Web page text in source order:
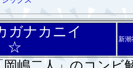
ガナカニイ
☆
新潮